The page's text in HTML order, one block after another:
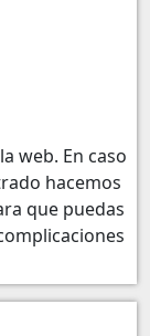
web. En caso
hacemos
que puedas